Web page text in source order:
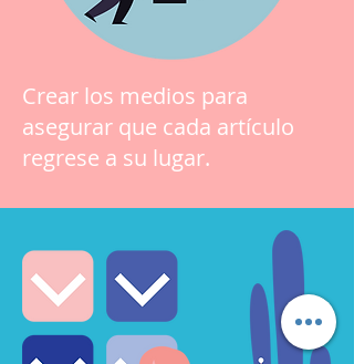
Crear los medios para
asegurar que cada artículo
regrese a su lugar.